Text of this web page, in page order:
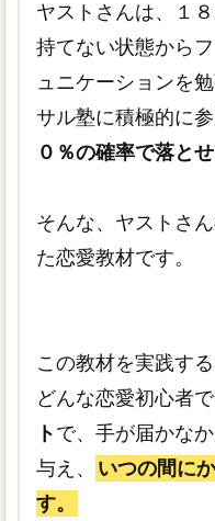
ヤストさんは、１
持てない状態から
ュニケーションを
サル塾に積極的に参
０％の確率で落と
そんな、ヤストさ
た恋愛教材です。
この教材を実践する
どんな恋愛初心者
ト で、手が届かな
与え、
いつの間に
す。